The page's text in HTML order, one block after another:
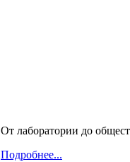
От лаборатории до
Подробнее...